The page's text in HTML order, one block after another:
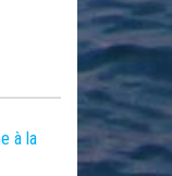
à la